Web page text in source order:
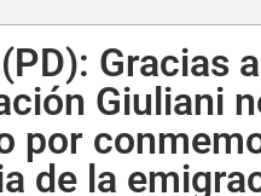
Gracias
Giuliani
por
de la